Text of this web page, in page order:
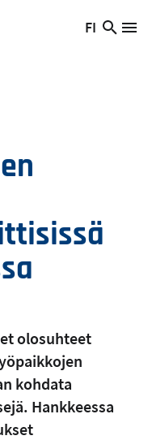
Vaihda
FI
Hae
olosuhteet
kohdata
Hankkeessa